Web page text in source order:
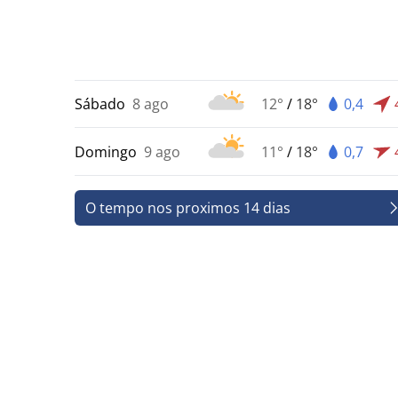
Sábado 8 ago 12° / 18° 0,4
Domingo 9 ago 11° / 18° 0,7
O tempo nos proximos 14 dias